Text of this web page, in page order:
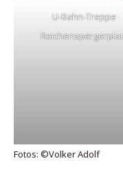
U-Bahn-Treppe
Fotos: ©Volker Adolf